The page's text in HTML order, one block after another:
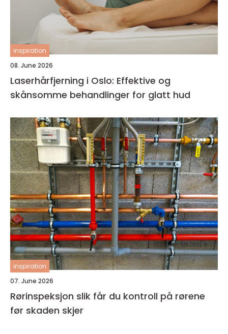
inspiration
08. June 2026
Laserhårfjerning i Oslo: Effektive og
skånsomme behandlinger for glatt hud
inspiration
07. June 2026
Rørinspeksjon slik får du kontroll på rørene
før skaden skjer